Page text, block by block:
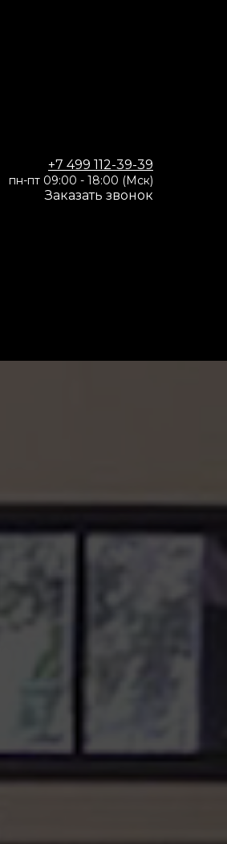
+7 499 112-39-39
пн-пт 09:00 - 18:00 (Мск)
Заказать звонок